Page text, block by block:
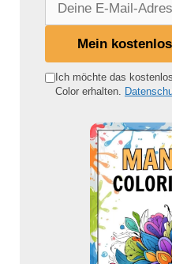
e
Mein
Ich möchte das
Color erhalten.